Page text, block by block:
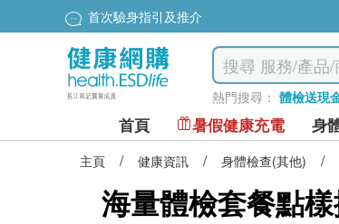
首次驗身指引及推介
熱門搜尋： 體檢送現
首頁 暑假健康充電 身
主頁 / 健康資訊 / 身體檢查(其他) /
海量體檢套餐點